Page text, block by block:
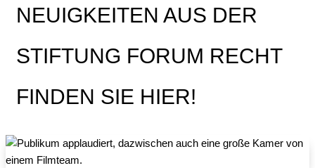
NEUIGKEITEN AUS DER
STIFTUNG FORUM RECHT
FINDEN SIE HIER!